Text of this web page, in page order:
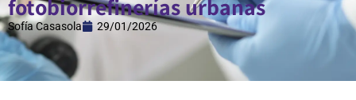
fotobiorrefinerías urbanas
Sofía Casasola 29/01/2026